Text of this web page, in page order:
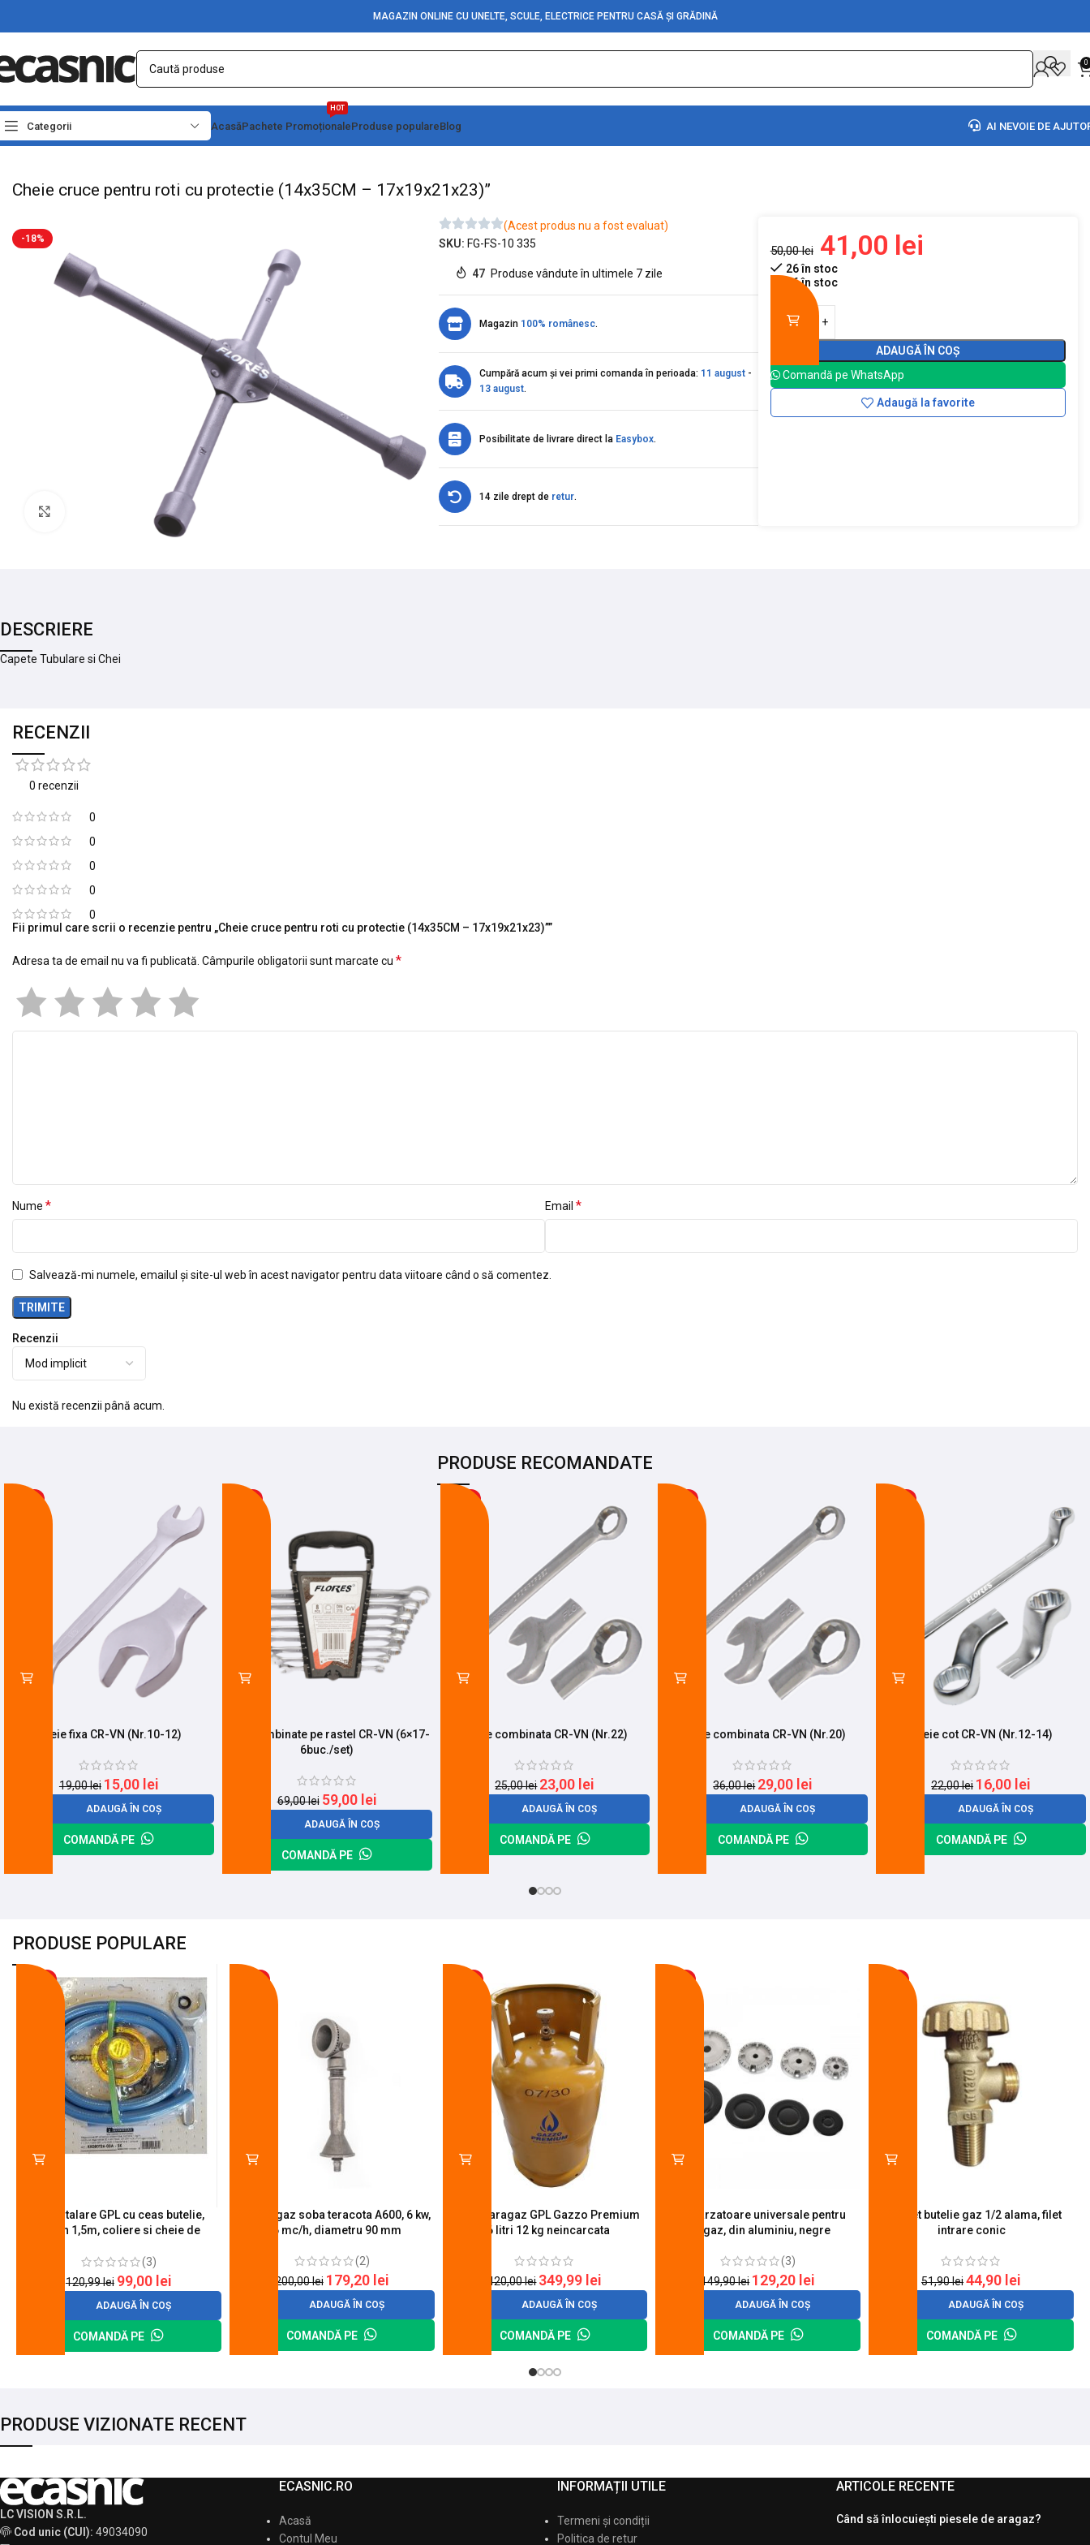
MAGAZIN ONLINE CU UNELTE, SCULE, ELECTRICE PENTRU CASĂ ȘI GRĂDINĂ
0
Categorii AcasăPachete Promoționale
HOT
Produse populareBlog AI NEVOIE DE
Prima pagină Scule - Unelte Chei, capete tubulare si truse
Cheie cruce pentru roti cu protectie (14x35CM – 17x19x21x23)”
-18%
(Acest produs nu a fost evaluat)
SKU: FG-FS-10 335
47 Produse vândute în ultimele 7 zile
Magazin 100% românesc.
Cumpără acum și vei primi comanda în perioada: 11 august-
13 august.
Posibilitate de livrare direct la Easybox.
14 zile drept de retur.
50,00lei 41,00 lei
26 în stoc
26 în stoc
ADAUGĂ ÎN COȘ
Comandă pe WhatsApp
Adaugă la favorite
DESCRIERE
Capete Tubulare si Chei
RECENZII
0 recenzii
0
0
0
0
0
Recenzii
Nu există recenzii până acum.
Fii primul care scrii o recenzie pentru „Cheie cruce pentru roti cu protectie (14x35CM – 17x19x21x23)””
Adresa ta de email nu va fi publicată. Câmpurile obligatorii sunt marcate cu *
Nume * Email *
Salvează-mi numele, emailul și site-ul web în acest navigator pentru data viitoare când o să comentez.
PRODUSE RECOMANDATE
Cheie fixa CR-VN (Nr.10-12)
19,00lei 15,00 lei
ADAUGĂ ÎN COȘ
COMANDĂ PE
Chei combinate pe rastel CR-VN (6×17-
6buc./set)
69,00lei 59,00 lei
ADAUGĂ ÎN COȘ
COMANDĂ PE
Cheie combinata CR-VN (Nr.22)
25,00lei 23,00 lei
ADAUGĂ ÎN COȘ
COMANDĂ PE
Cheie combinata CR-VN (Nr.20)
36,00lei 29,00 lei
ADAUGĂ ÎN COȘ
COMANDĂ PE
Cheie cot CR-VN (Nr.12-14)
22,00lei 16,00 lei
ADAUGĂ ÎN COȘ
COMANDĂ PE
PRODUSE POPULARE
Kit instalare GPL cu ceas butelie,
furtun 1,5m, coliere si cheie de
(3)
120,99lei 99,00 lei
ADAUGĂ ÎN COȘ
COMANDĂ PE
Arzator gaz soba teracota A600, 6 kw,
0.6 mc/h, diametru 90 mm
(2)
200,00lei 179,20 lei
ADAUGĂ ÎN COȘ
COMANDĂ PE
Butelie aragaz GPL Gazzo Premium
26 litri 12 kg neincarcata
420,00lei 349,99 lei
ADAUGĂ ÎN COȘ
COMANDĂ PE
Set 4 arzatoare universale pentru
aragaz, din aluminiu, negre
(3)
149,90lei 129,20 lei
ADAUGĂ ÎN COȘ
COMANDĂ PE
Robinet butelie gaz 1/2 alama, filet
intrare conic
51,90lei44,90 lei
ADAUGĂ ÎN COȘ
COMANDĂ PE
PRODUSE VIZIONATE RECENT
LC VISION S.R.L.
Cod unic (CUI): 49034090
ECASNIC.RO
Acasă
Contul Meu
INFORMAȚII UTILE
Termeni și condiții
Politica de retur
ARTICOLE RECENTE
Când să înlocuiești piesele de aragaz?